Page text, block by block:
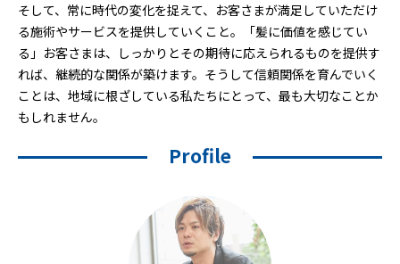
そして、常に時代の変化を捉えて、お客さまが満足していただけ
る施術やサービスを提供していくこと。「髪に価値を感じてい
る」お客さまは、しっかりとその期待に応えられるものを提供す
れば、継続的な関係が築けます。そうして信頼関係を育んでいく
ことは、地域に根ざしている私たちにとって、最も大切なことか
もしれません。
Profile